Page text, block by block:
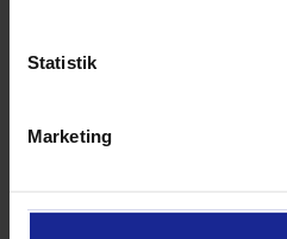
Statistik
Marketing